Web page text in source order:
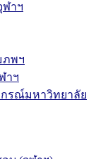
ฬาฯ
ภพฯ
าฯ
กรณ์มหาวิทยาลัย